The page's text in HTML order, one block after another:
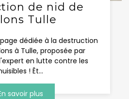
de nid de
Tulle
dédiée à la destruction
à Tulle, proposée par
l'expert en lutte contre les
! Êt...
savoir plus